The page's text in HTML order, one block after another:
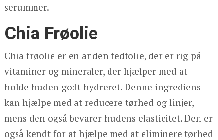
serummer.
Chia Frøolie
Chia frøolie er en anden fedtolie, der er rig på
vitaminer og mineraler, der hjælper med at
holde huden godt hydreret. Denne ingrediens
kan hjælpe med at reducere tørhed og linjer,
mens den også bevarer hudens elasticitet. Den er
også kendt for at hjælpe med at eliminere tørhed